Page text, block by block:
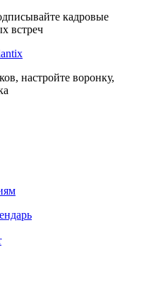
кадровые
встреч
настройте воронку,